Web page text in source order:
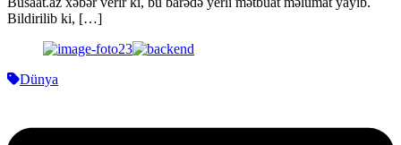
Bildirilib ki, […]
Dünya